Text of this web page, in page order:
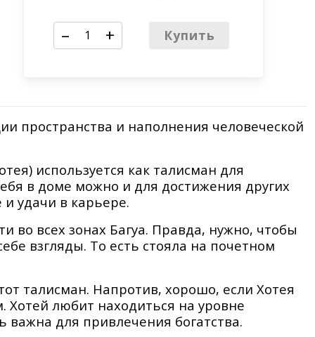
– + Купить
пространства и наполнения человеческой
используется как талисман для
в доме можно и для достижения других
и удачи в карьере.
во всех зонах Багуа. Правда, нужно, чтобы
взгляды. То есть стояла на почетном
талисман. Напротив, хорошо, если Хотея
Хотей любит находиться на уровне
важна для привлечения богатства.